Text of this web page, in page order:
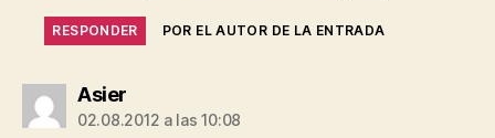
RESPONDER POR EL AUTOR DE LA ENTRADA
Asierdice:
02.08.2012 a las 10:08